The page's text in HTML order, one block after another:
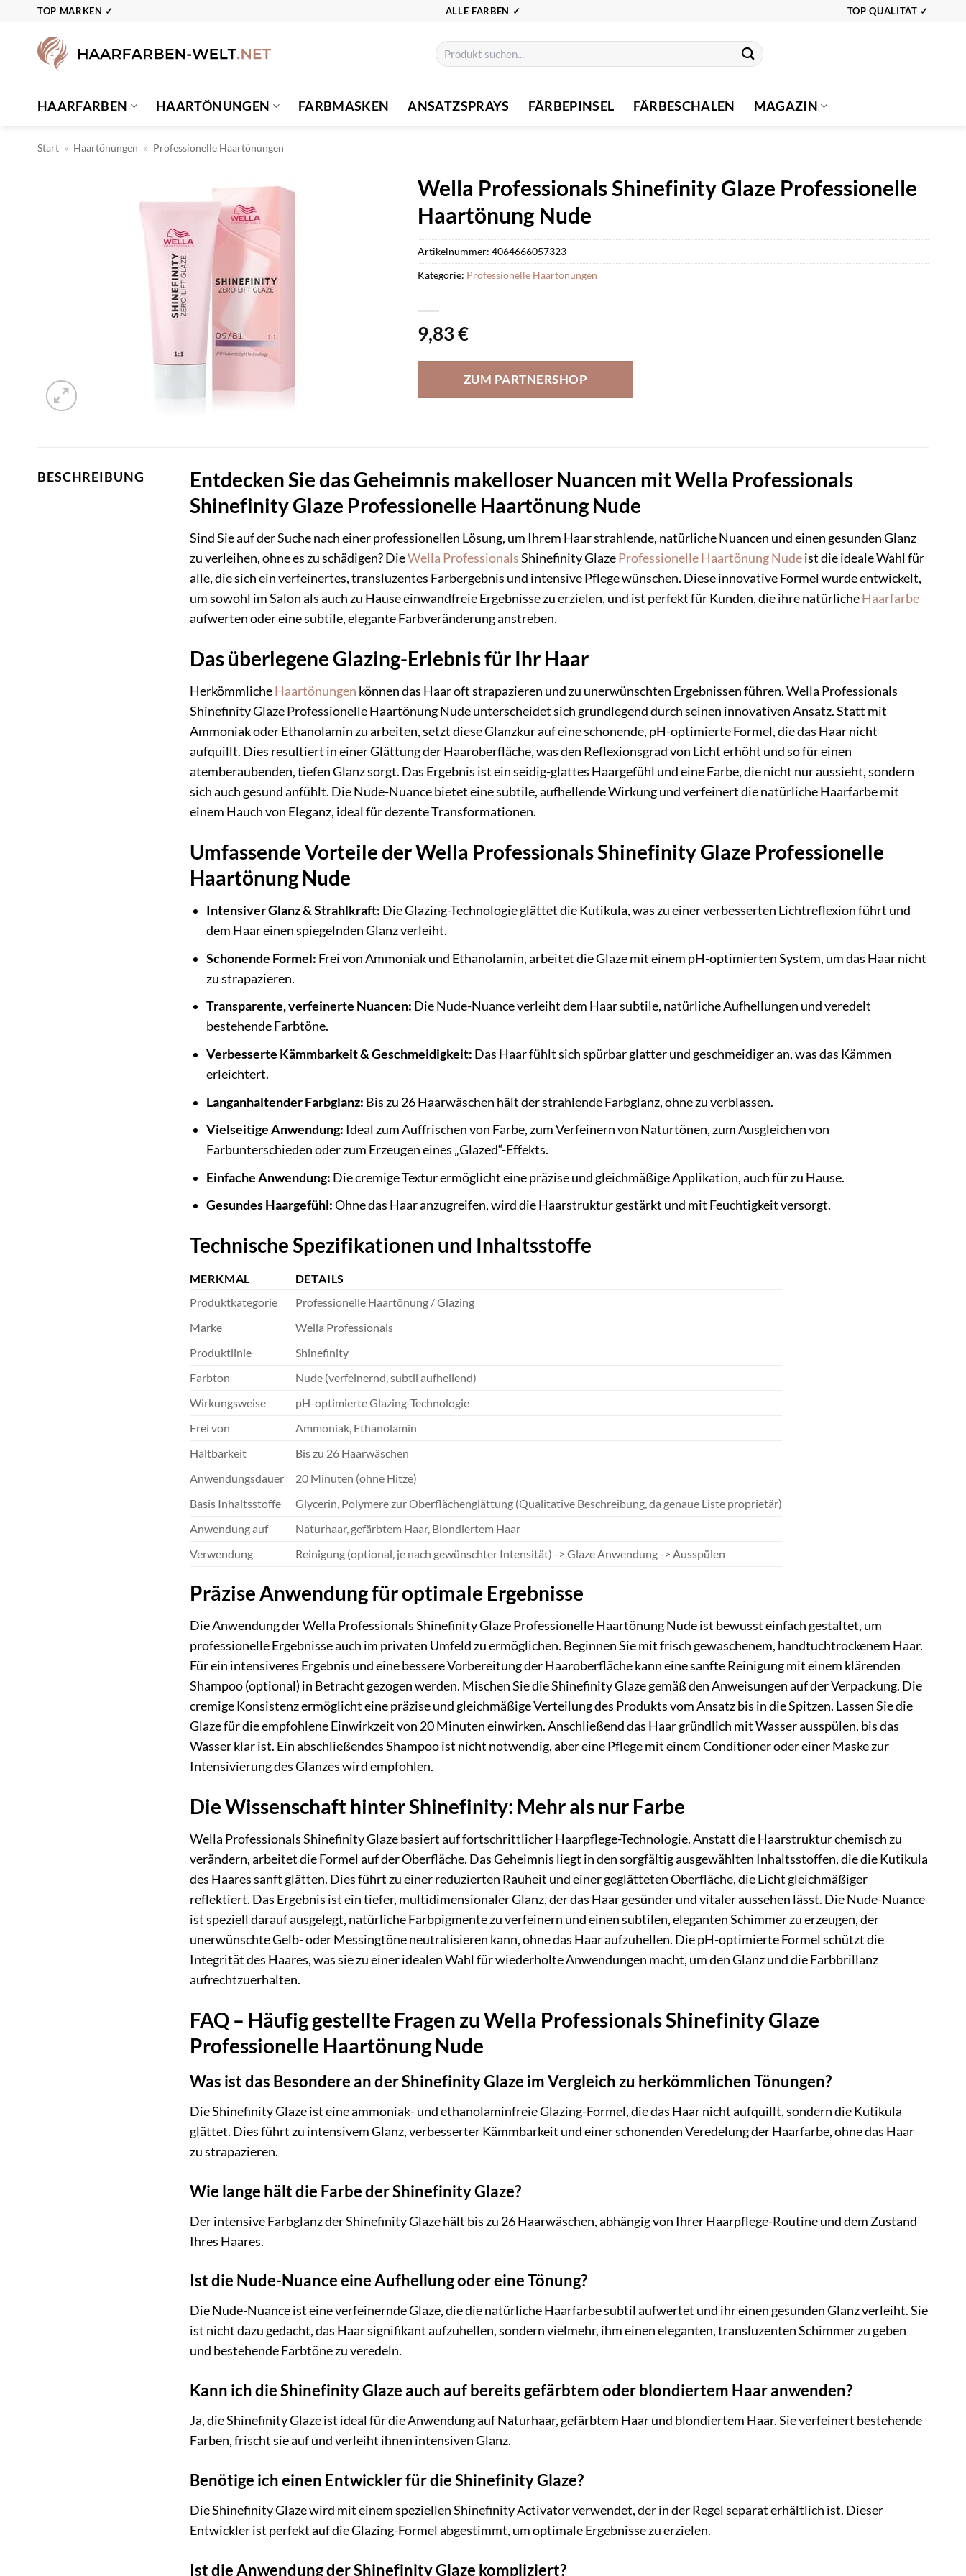
springen
TOP MARKEN ✓ ALLE FARBEN ✓ TOP QUALITÄT ✓
Suchen
nach:
HAARFARBEN HAARTÖNUNGEN FARBMASKEN ANSATZSPRAYS FÄRBEPINSEL FÄRBESCHALEN MAGAZIN
Start » Haartönungen » Professionelle Haartönungen
Wella Professionals Shinefinity Glaze Professionelle
Haartönung Nude
9,83€
ZUM PARTNERSHOP
Artikelnummer:4064666057323
Kategorie: Professionelle Haartönungen
BESCHREIBUNG
Entdecken Sie das Geheimnis makelloser Nuancen mit Wella Professionals
Shinefinity Glaze Professionelle Haartönung Nude
Sind Sie auf der Suche nach einer professionellen Lösung, um Ihrem Haar strahlende, natürliche Nuancen und einen gesunden Glanz
zu verleihen, ohne es zu schädigen? DieWella ProfessionalsShinefinity GlazeProfessionelle Haartönung Nudeist die ideale Wahl für
alle, die sich ein verfeinertes, transluzentes Farbergebnis und intensive Pflege wünschen. Diese innovative Formel wurde entwickelt,
um sowohl im Salon als auch zu Hause einwandfreie Ergebnisse zu erzielen, und ist perfekt für Kunden, die ihre natürlicheHaarfarbe
aufwerten oder eine subtile, elegante Farbveränderung anstreben.
Das überlegene Glazing-Erlebnis für Ihr Haar
HerkömmlicheHaartönungen können das Haar oft strapazieren und zu unerwünschten Ergebnissen führen. Wella Professionals
Shinefinity Glaze Professionelle Haartönung Nude unterscheidet sich grundlegend durch seinen innovativen Ansatz. Statt mit
Ammoniak oder Ethanolamin zu arbeiten, setzt diese Glanzkur auf eine schonende, pH-optimierte Formel, die das Haar nicht
aufquillt. Dies resultiert in einer Glättung der Haaroberfläche, was den Reflexionsgrad von Licht erhöht und so für einen
atemberaubenden, tiefen Glanz sorgt. Das Ergebnis ist ein seidig-glattes Haargefühl und eine Farbe, die nicht nur aussieht, sondern
sich auch gesund anfühlt. Die Nude-Nuance bietet eine subtile, aufhellende Wirkung und verfeinert die natürliche Haarfarbe mit
einem Hauch von Eleganz, ideal für dezente Transformationen.
Umfassende Vorteile der Wella Professionals Shinefinity Glaze Professionelle
Haartönung Nude
Intensiver Glanz & Strahlkraft: Die Glazing-Technologie glättet die Kutikula, was zu einer verbesserten Lichtreflexion führt und
dem Haar einen spiegelnden Glanz verleiht.
Schonende Formel: Frei von Ammoniak und Ethanolamin, arbeitet die Glaze mit einem pH-optimierten System, um das Haar nicht
zu strapazieren.
Transparente, verfeinerte Nuancen: Die Nude-Nuance verleiht dem Haar subtile, natürliche Aufhellungen und veredelt
bestehende Farbtöne.
Verbesserte Kämmbarkeit & Geschmeidigkeit: Das Haar fühlt sich spürbar glatter und geschmeidiger an, was das Kämmen
erleichtert.
Langanhaltender Farbglanz: Bis zu 26 Haarwäschen hält der strahlende Farbglanz, ohne zu verblassen.
Vielseitige Anwendung: Ideal zum Auffrischen von Farbe, zum Verfeinern von Naturtönen, zum Ausgleichen von
Farbunterschieden oder zum Erzeugen eines „Glazed“-Effekts.
Einfache Anwendung: Die cremige Textur ermöglicht eine präzise und gleichmäßige Applikation, auch für zu Hause.
Gesundes Haargefühl:Ohne das Haar anzugreifen, wird die Haarstruktur gestärkt und mit Feuchtigkeit versorgt.
Technische Spezifikationen und Inhaltsstoffe
MERKMAL
DETAILS
Produktkategorie
Professionelle Haartönung / Glazing
Marke
Wella Professionals
Produktlinie
Shinefinity
Farbton
Nude (verfeinernd, subtil aufhellend)
Wirkungsweise
pH-optimierte Glazing-Technologie
Frei von
Ammoniak, Ethanolamin
Haltbarkeit
Bis zu 26 Haarwäschen
Anwendungsdauer
20 Minuten (ohne Hitze)
Basis Inhaltsstoffe
Glycerin, Polymere zur Oberflächenglättung (Qualitative Beschreibung, da genaue Liste proprietär)
Anwendung auf
Naturhaar, gefärbtem Haar, Blondiertem Haar
Verwendung
Reinigung (optional, je nach gewünschter Intensität) -> Glaze Anwendung -> Ausspülen
Präzise Anwendung für optimale Ergebnisse
Die Anwendung der Wella Professionals Shinefinity Glaze Professionelle Haartönung Nude ist bewusst einfach gestaltet, um
professionelle Ergebnisse auch im privaten Umfeld zu ermöglichen. Beginnen Sie mit frisch gewaschenem, handtuchtrockenem Haar.
Für ein intensiveres Ergebnis und eine bessere Vorbereitung der Haaroberfläche kann eine sanfte Reinigung mit einem klärenden
Shampoo (optional) in Betracht gezogen werden. Mischen Sie die Shinefinity Glaze gemäß den Anweisungen auf der Verpackung. Die
cremige Konsistenz ermöglicht eine präzise und gleichmäßige Verteilung des Produkts vom Ansatz bis in die Spitzen. Lassen Sie die
Glaze für die empfohlene Einwirkzeit von 20 Minuten einwirken. Anschließend das Haar gründlich mit Wasser ausspülen, bis das
Wasser klar ist. Ein abschließendes Shampoo ist nicht notwendig, aber eine Pflege mit einem Conditioner oder einer Maske zur
Intensivierung des Glanzes wird empfohlen.
Die Wissenschaft hinter Shinefinity: Mehr als nur Farbe
Wella Professionals Shinefinity Glaze basiert auf fortschrittlicher Haarpflege-Technologie. Anstatt die Haarstruktur chemisch zu
verändern, arbeitet die Formel auf der Oberfläche. Das Geheimnis liegt in den sorgfältig ausgewählten Inhaltsstoffen, die die Kutikula
des Haares sanft glätten. Dies führt zu einer reduzierten Rauheit und einer geglätteten Oberfläche, die Licht gleichmäßiger
reflektiert. Das Ergebnis ist ein tiefer, multidimensionaler Glanz, der das Haar gesünder und vitaler aussehen lässt. Die Nude-Nuance
ist speziell darauf ausgelegt, natürliche Farbpigmente zu verfeinern und einen subtilen, eleganten Schimmer zu erzeugen, der
unerwünschte Gelb- oder Messingtöne neutralisieren kann, ohne das Haar aufzuhellen. Die pH-optimierte Formel schützt die
Integrität des Haares, was sie zu einer idealen Wahl für wiederholte Anwendungen macht, um den Glanz und die Farbbrillanz
aufrechtzuerhalten.
FAQ – Häufig gestellte Fragen zu Wella Professionals Shinefinity Glaze
Professionelle Haartönung Nude
Was ist das Besondere an der Shinefinity Glaze im Vergleich zu herkömmlichen Tönungen?
Die Shinefinity Glaze ist eine ammoniak- und ethanolaminfreie Glazing-Formel, die das Haar nicht aufquillt, sondern die Kutikula
glättet. Dies führt zu intensivem Glanz, verbesserter Kämmbarkeit und einer schonenden Veredelung der Haarfarbe, ohne das Haar
zu strapazieren.
Wie lange hält die Farbe der Shinefinity Glaze?
Der intensive Farbglanz der Shinefinity Glaze hält bis zu 26 Haarwäschen, abhängig von Ihrer Haarpflege-Routine und dem Zustand
Ihres Haares.
Ist die Nude-Nuance eine Aufhellung oder eine Tönung?
Die Nude-Nuance ist eine verfeinernde Glaze, die die natürliche Haarfarbe subtil aufwertet und ihr einen gesunden Glanz verleiht. Sie
ist nicht dazu gedacht, das Haar signifikant aufzuhellen, sondern vielmehr, ihm einen eleganten, transluzenten Schimmer zu geben
und bestehende Farbtöne zu veredeln.
Kann ich die Shinefinity Glaze auch auf bereits gefärbtem oder blondiertem Haar anwenden?
Ja, die Shinefinity Glaze ist ideal für die Anwendung auf Naturhaar, gefärbtem Haar und blondiertem Haar. Sie verfeinert bestehende
Farben, frischt sie auf und verleiht ihnen intensiven Glanz.
Benötige ich einen Entwickler für die Shinefinity Glaze?
Die Shinefinity Glaze wird mit einem speziellen Shinefinity Activator verwendet, der in der Regel separat erhältlich ist. Dieser
Entwickler ist perfekt auf die Glazing-Formel abgestimmt, um optimale Ergebnisse zu erzielen.
Ist die Anwendung der Shinefinity Glaze kompliziert?